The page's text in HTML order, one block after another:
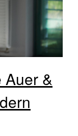
Auer &